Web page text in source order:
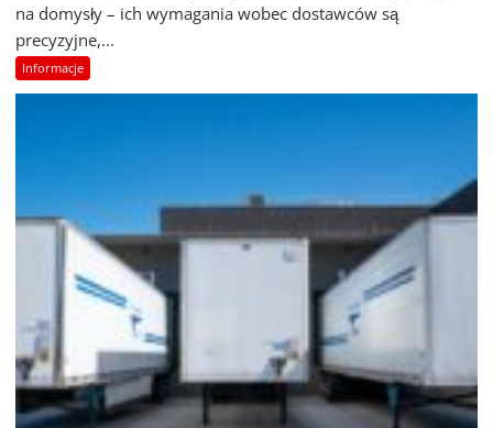
na domysły – ich wymagania wobec dostawców są
precyzyjne,...
Informacje